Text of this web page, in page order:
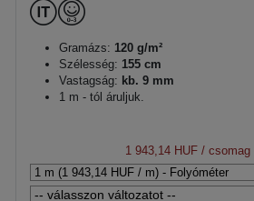
Gramázs: 120 g/m²
Szélesség: 155 cm
Vastagság: kb. 9 mm
1 m - tól áruljuk.
1 943,14 HUF / csomag